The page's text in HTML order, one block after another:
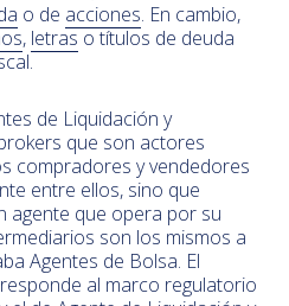
o de acciones. En cambio,
, letras o títulos de deuda
de Liquidación y
que son actores
compradores y vendedores
entre ellos, sino que
agente que opera por su
son los mismos a
Agentes de Bolsa. El
al marco regulatorio